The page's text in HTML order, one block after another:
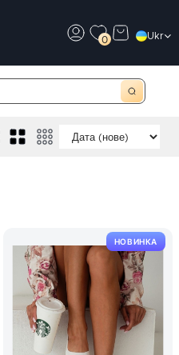
0 Ukr
НОВИНКА